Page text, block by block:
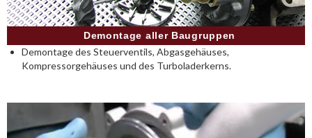
Demontage aller Baugruppen
Demontage des Steuerventils, Abgasgehäuses,
Kompressorgehäuses und des Turboladerkerns.